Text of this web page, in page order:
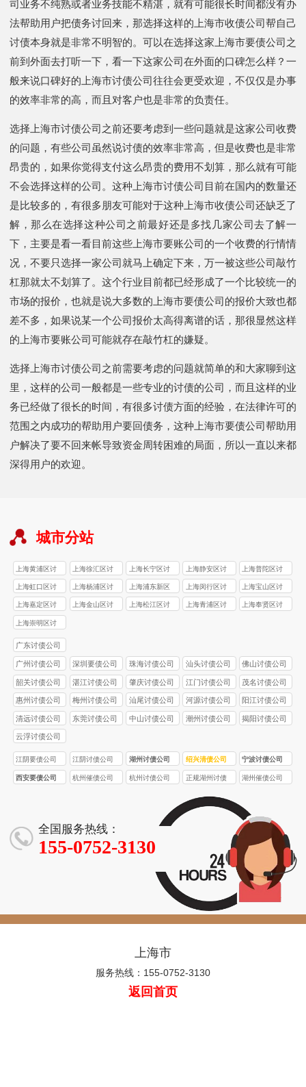
司业务不纯熟或者业务技能不精湛，就有可能很长时间都没有办
法帮助用户把债务讨回来，那选择这样的上海市收债公司帮自己
讨债本身就是非常不明智的。可以在选择这家上海市要债公司之
前到外面去打听一下，看一下这家公司在外面的口碑怎么样？一
般来说口碑好的上海市讨债公司往往会更受欢迎，不仅仅是办事
的效率非常的高，而且对客户也是非常的负责任。
选择上海市讨债公司之前还要考虑到一些问题就是这家公司收费
的问题，有些公司虽然说讨债的效率非常高，但是收费也是非常
昂贵的，如果你觉得支付这么昂贵的费用不划算，那么就有可能
不会选择这样的公司。这种上海市讨债公司目前在国内的数量还
是比较多的，有很多朋友可能对于这种上海市收债公司还缺乏了
解，那么在选择这种公司之前最好还是多找几家公司去了解一
下，主要是看一看目前这些上海市要账公司的一个收费的行情情
况，不要只选择一家公司就马上确定下来，万一被这些公司敲竹
杠那就太不划算了。这个行业目前都已经形成了一个比较统一的
市场的报价，也就是说大多数的上海市要债公司的报价大致也都
差不多，如果说某一个公司报价太高得离谱的话，那很显然这样
的上海市要账公司可能就存在敲竹杠的嫌疑。
选择上海市讨债公司之前需要考虑的问题就简单的和大家聊到这
里，这样的公司一般都是一些专业的讨债的公司，而且这样的业
务已经做了很长的时间，有很多讨债方面的经验，在法律许可的
范围之内成功的帮助用户要回债务，这种上海市要债公司帮助用
户解决了要不回来帐导致资金周转困难的局面，所以一直以来都
深得用户的欢迎。
城市分站
上海黄浦区讨
债公司
上海徐汇区讨
债公司
上海长宁区讨
债公司
上海静安区讨
债公司
上海普陀区讨
债公司
上海虹口区讨
债公司
上海杨浦区讨
债公司
上海浦东新区
讨债公司
上海闵行区讨
债公司
上海宝山区讨
债公司
上海嘉定区讨
债公司
上海金山区讨
上海松江区讨
上海青浦区讨
上海奉贤区讨
上海崇明区讨
债公司
广东讨债公司
广州讨债公司 深圳要债公司 珠海讨债公司 汕头讨债公司 佛山讨债公司
韶关讨债公司 湛江讨债公司 肇庆讨债公司 江门讨债公司 茂名讨债公司
惠州讨债公司 梅州讨债公司 汕尾讨债公司 河源讨债公司 阳江讨债公司
清远讨债公司 东莞讨债公司 中山讨债公司 潮州讨债公司 揭阳讨债公司
云浮讨债公司
江阴要债公司 江阴讨债公司 湖州讨债公司 绍兴清债公司 宁波讨债公司
西安要债公司 杭州催债公司 杭州讨债公司
正规湖州讨债
湖州催债公司
全国服务热线：
155-0752-3130
上海市
服务热线：155-0752-3130
返回首页